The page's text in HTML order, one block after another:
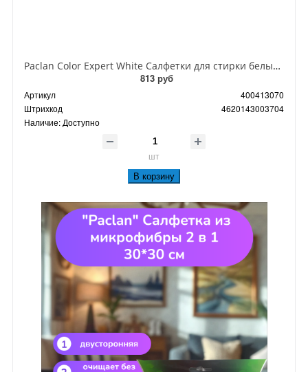
Paclan Color Expert White Салфетки для стирки белых тканей с отбеливателем 10 шт
813 руб
Артикул
400413070
Штрихкод
4620143003704
Наличие: Доступно
шт
В корзину